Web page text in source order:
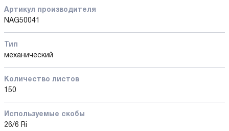
Артикул производителя
NAG50041
Тип
механический
Количество листов
150
Используемые скобы
26/6 Ri